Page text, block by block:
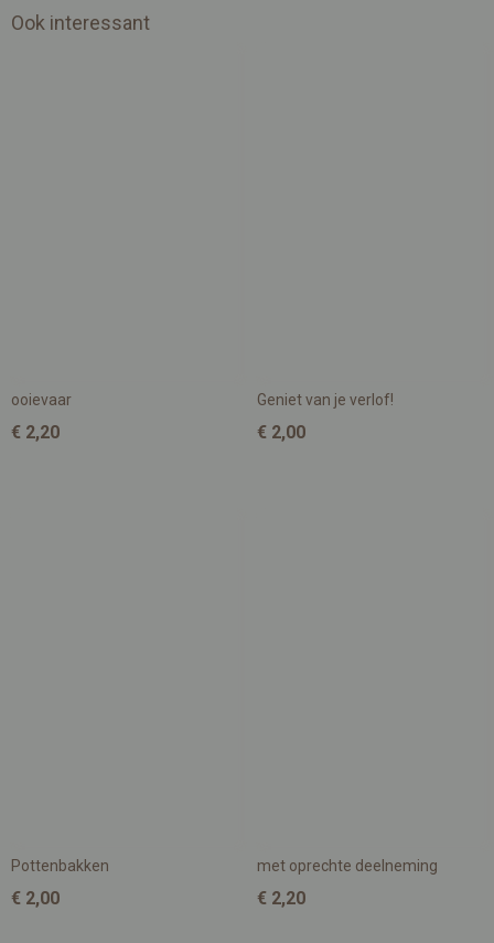
Ook interessant
ooievaar
€ 2,20
Geniet van je verlof!
€ 2,00
Pottenbakken
€ 2,00
met oprechte deelneming
€ 2,20